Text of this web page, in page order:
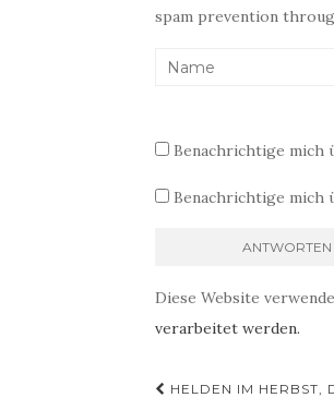
spam prevention
Benachrichtige mich
Benachrichtige mich
Diese Website
verarbeitet werden.
HELDEN IM HERBST,